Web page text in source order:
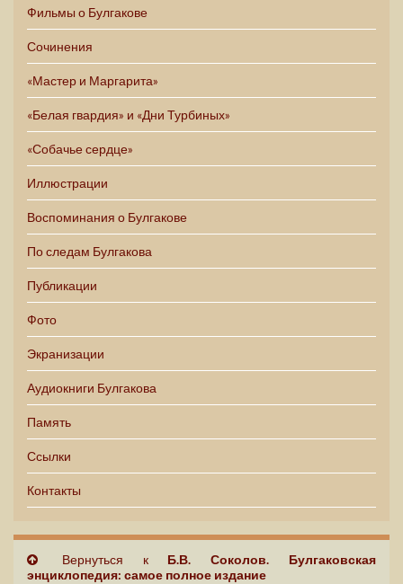
Фильмы о Булгакове
Сочинения
«Мастер и Маргарита»
«Белая гвардия» и «Дни Турбиных»
«Собачье сердце»
Иллюстрации
Воспоминания о Булгакове
По следам Булгакова
Публикации
Фото
Экранизации
Аудиокниги Булгакова
Память
Ссылки
Контакты
Вернуться к Б.В. Соколов. Булгаковская
энциклопедия: самое полное издание